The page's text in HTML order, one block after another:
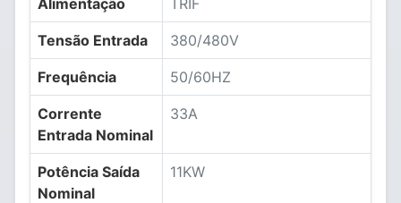
Alimentação TRIF
Tensão Entrada 380/480V
Frequência 50/60HZ
Corrente
Entrada Nominal
33A
Potência Saída
Nominal
11KW